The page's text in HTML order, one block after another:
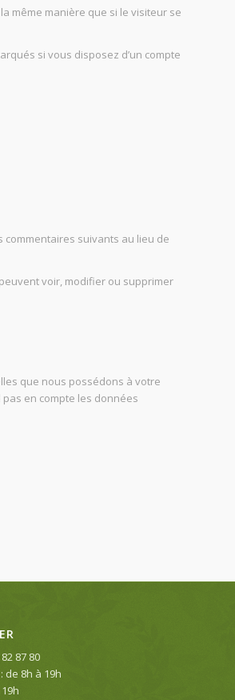
même manière que si le visiteur se
si vous disposez d’un compte
suivants au lieu de
voir, modifier ou supprimer
que nous possédons à votre
en compte les données
87 80
de 8h à 19h